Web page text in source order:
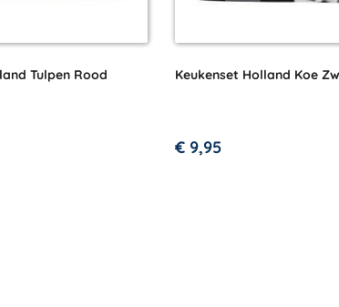
Tulpen Rood Keukenset Holland Koe
€ 9,95